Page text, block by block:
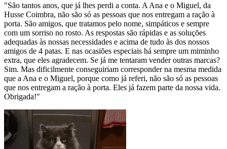
"São tantos anos, que já lhes perdi a conta. A Ana e o Miguel, da
Husse Coimbra, não são só as pessoas que nos entregam a ração à
porta. São amigos, que tratamos pelo nome, simpáticos e sempre
com um sorriso no rosto. As respostas são rápidas e as soluções
adequadas às nossas necessidades e acima de tudo às dos nossos
amigos de 4 patas. E nas ocasiões especiais há sempre um miminho
extra, que eles agradecem. Se já me tentaram vender outras marcas?
Sim. Mas dificilmente conseguiriam corresponder na mesma medida
que a Ana e o Miguel, porque como já referi, não são só as pessoas
que nos entregam a ração à porta. Eles já fazem parte da nossa vida.
Obrigada!"